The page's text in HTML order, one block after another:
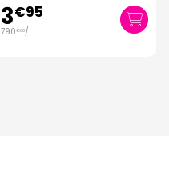
3€95
790€00/l.